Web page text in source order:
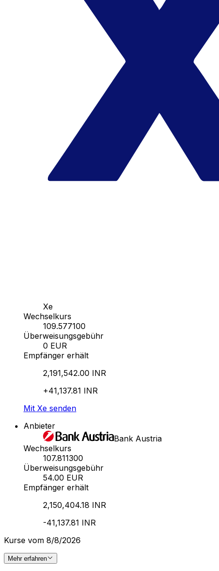
Xe
Wechselkurs
109.577100
Überweisungsgebühr
0 EUR
Empfänger erhält
2,191,542.00 INR
+41,137.81 INR
Mit Xe senden
Anbieter
Bank Austria
Wechselkurs
107.811300
Überweisungsgebühr
54.00 EUR
Empfänger erhält
2,150,404.18 INR
-41,137.81 INR
Kurse vom 8/8/2026
Mehr erfahren